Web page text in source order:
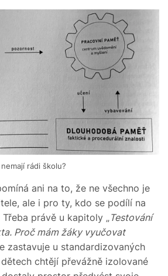
nemají rádi školu?
ani na to, že ne všechno je
ale i pro ty, kdo se podílí na
právě u kapitoly „Testování
Proč mám žáky vyučovat
zastavuje u standardizovaných
chtějí převážně izolované